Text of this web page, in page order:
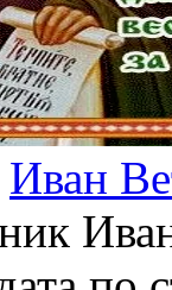
Иван